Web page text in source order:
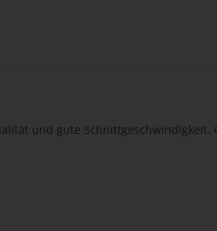
und gute